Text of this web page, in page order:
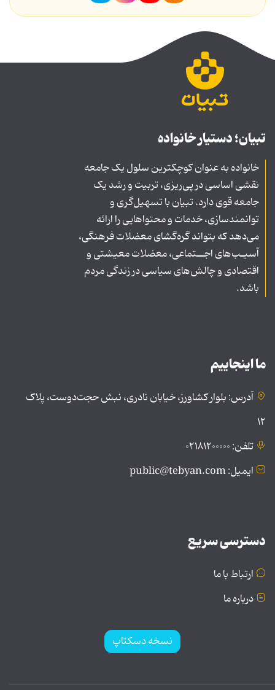
تبیان؛ دستیار خانواده
خانواده به عنوان کوچکترین سلول یک جامعه
نقشی اساسی در پی‌ریزی، تربیت و رشد یک
جامعه قوی دارد. تبیان با تسهیل‌گری و
توانمندسازی، خدمات و محتواهایی را ارائه
می‌دهد که بتواند گره‌گشای معضلات فرهنگی،
آسیـب‌های اجــتماعی، معضلات معیشتی و
اقتصادی و چالش‌های سیاسی در زندگی مردم
باشد.
ما اینجاییم
آدرس: بلوار کشاورز، خیابان نادری، نبش حجت‌دوست، پلاک
۱۲
تلفن: ۰۲۱۸۱۲۰۰۰۰۰
ایمیل: public@tebyan.com
دسترسی سریع
ارتباط با ما
درباره ما
نسخه دسکتاپ